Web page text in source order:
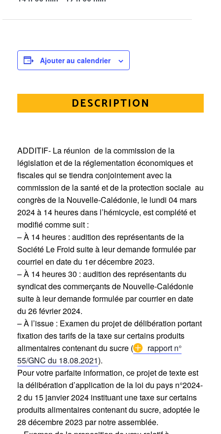
Ajouter au calendrier
DESCRIPTION
ADDITIF- La réunion de la commission de la
législation et de la réglementation économiques et
fiscales qui se tiendra conjointement avec la
commission de la santé et de la protection sociale au
congrès de la Nouvelle-Calédonie, le lundi 04 mars
2024 à 14 heures dans l’hémicycle, est complété et
modifié comme suit :
– À 14 heures : audition des représentants de la
Société Le Froid suite à leur demande formulée par
courriel en date du 1er décembre 2023.
– À 14 heures 30 : audition des représentants du
syndicat des commerçants de Nouvelle-Calédonie
suite à leur demande formulée par courrier en date
du 26 février 2024.
– À l’issue : Examen du projet de délibération portant
fixation des tarifs de la taxe sur certains produits
alimentaires contenant du sucre (
rapport n°
55/GNC du 18.08.2021).
Pour votre parfaite information, ce projet de texte est
la délibération d’application de la loi du pays n°2024-
2 du 15 janvier 2024 instituant une taxe sur certains
produits alimentaires contenant du sucre, adoptée le
28 décembre 2023 par notre assemblée.